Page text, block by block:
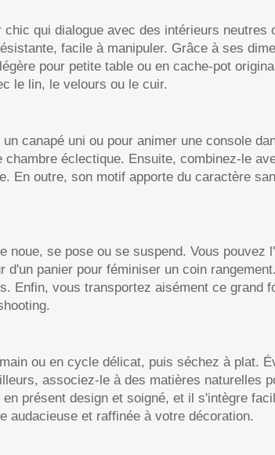
qui dialogue avec des intérieurs
facile à manipuler. Grâce à ses
pour petite table ou en cache-pot
le lin, le velours ou le cuir.
canapé uni ou pour animer une console
chambre éclectique. Ensuite, combinez-le
En outre, son motif apporte du caractère
noue, se pose ou se suspend. Vous
d'un panier pour féminiser un coin
Enfin, vous transportez aisément ce grand
ou en cycle délicat, puis séchez à plat.
associez-le à des matières naturelles
présent design et soigné, et il s'intègre
audacieuse et raffinée à votre décoration.